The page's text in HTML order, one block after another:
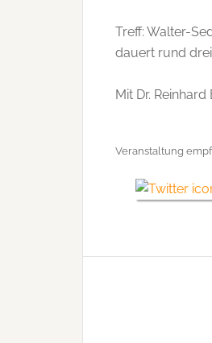
Treff: Walter-
dauert rund
Mit Dr.
Veranstaltung